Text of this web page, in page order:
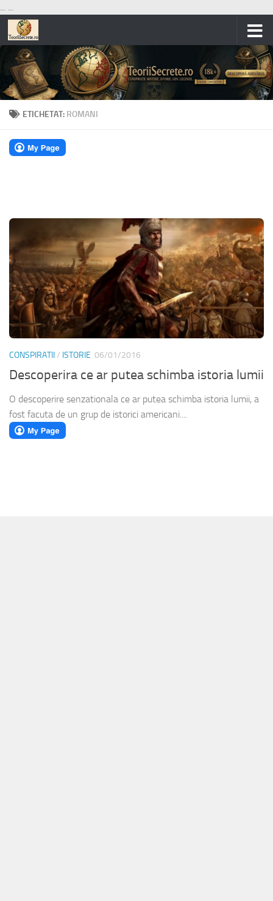
... ...
Skip to content
ETICHETAT: ROMANI
CONSPIRATII/ ISTORIE 06/01/2016
Descoperira ce ar putea schimba istoria lumii
O descoperire senzationala ce ar putea schimba istoria lumii, a
fost facuta de un grup de istorici americani....